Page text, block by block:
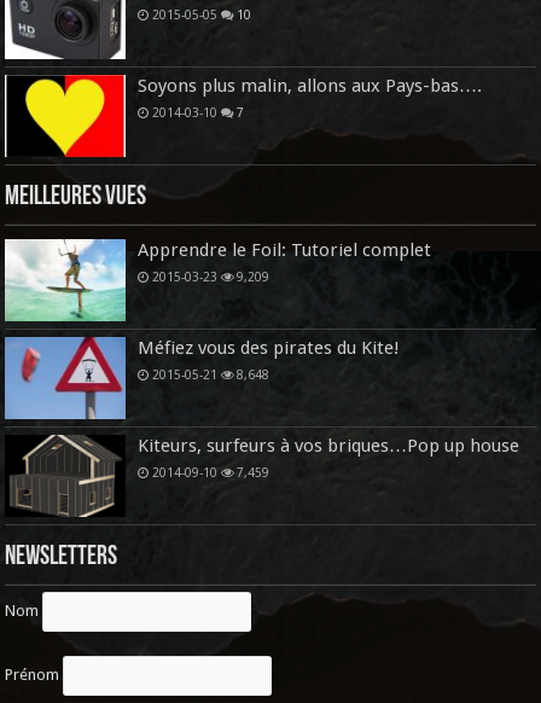
2015-05-05 10
Soyons plus malin, allons aux Pays-bas….
2014-03-10 7
Meilleures vues
Apprendre le Foil: Tutoriel complet
2015-03-23 9,209
Méfiez vous des pirates du Kite!
2015-05-21 8,648
Kiteurs, surfeurs à vos briques…Pop up house
2014-09-10 7,459
Newsletters
Nom
Prénom